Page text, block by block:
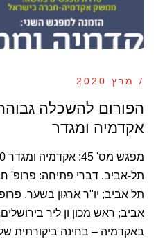
/ מרץ 2020
אקדמיה ומגדר
תל-אביב. דברי פתיחה: פרופ'
תל אביב; יו"ר ארגון בשער.
אביב; ראש מכון ון ליר
באקדמיה – בחינה ביקורתית